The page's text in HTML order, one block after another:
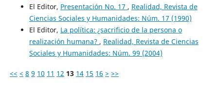
El Editor, Presentación No. 17 , Realidad, Revista de
Ciencias Sociales y Humanidades: Núm. 17 (1990)
El Editor, La política: ¿sacrificio de la persona o
realización humana? , Realidad, Revista de Ciencias
Sociales y Humanidades: Núm. 99 (2004)
<< < 8 9 10 11 12 13 14 15 16 > >>